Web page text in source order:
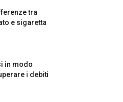
tra
e sigaretta
in modo
i debiti